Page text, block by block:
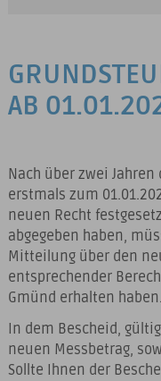
AB
Nach über zwei
erstmals zum
neuen Recht
abgegeben haben,
Mitteilung über den
entsprechender
Gmünd erhalten haben.
In dem Bescheid,
neuen Messbetrag,
Sollte Ihnen der